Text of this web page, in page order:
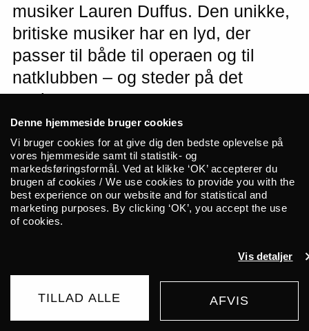
Denne hjemmeside bruger cookies
Vi bruger cookies for at give dig den bedste oplevelse på
vores hjemmeside samt til statistik- og
markedsføringsformål. Ved at klikke ‘OK’ accepterer du
brugen af cookies / We use cookies to provide you with the
best experience on our website and for statistical and
marketing purposes. By clicking ‘OK’, you accept the use
of cookies.
Vis detaljer
TILLAD ALLE AFVIS
musiker Lauren Duffus. Den unikke,
britiske musiker har en lyd, der
passer til både til operaen og til
natklubben – og steder på det
spektrum, som ALICEs scene.
Danske Hasfeldt åbner aftenen med
sine spøgelsesagtige og salige,
elektroniske kompositioner.
Lauren Duffus
interimistisk hjemme-setup hos forældrene
begyndte Lauren Duffus at eksperimentere
med musikproduktionsprogrammet Logic.
Herfra tog det fart: Hun uploadede sin